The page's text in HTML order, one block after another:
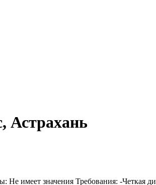
Астрахань
имеет значения Требования: -Четкая